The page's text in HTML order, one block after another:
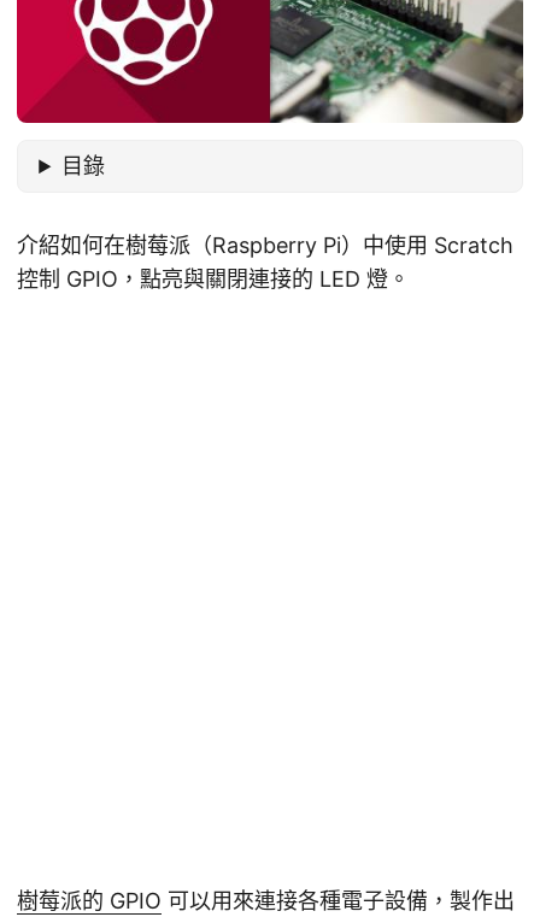
目錄
介紹如何在樹莓派（Raspberry Pi）中使用 Scratch
控制 GPIO，點亮與關閉連接的 LED 燈。
樹莓派的 GPIO 可以用來連接各種電子設備，製作出